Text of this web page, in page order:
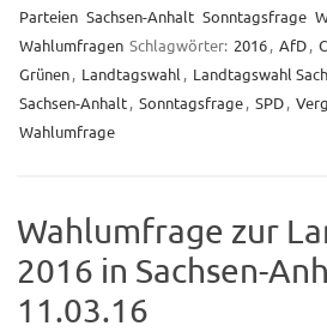
Parteien Sachsen-Anhalt Sonntagsfrage
Wahlumfragen Schlagwörter: 2016, AfD,
Grünen, Landtagswahl , Landtagswahl
Sachsen-Anhalt, Sonntagsfrage, SPD,
Wahlumfrage
Wahlumfrage zur
2016 in Sachsen-
11.03.16